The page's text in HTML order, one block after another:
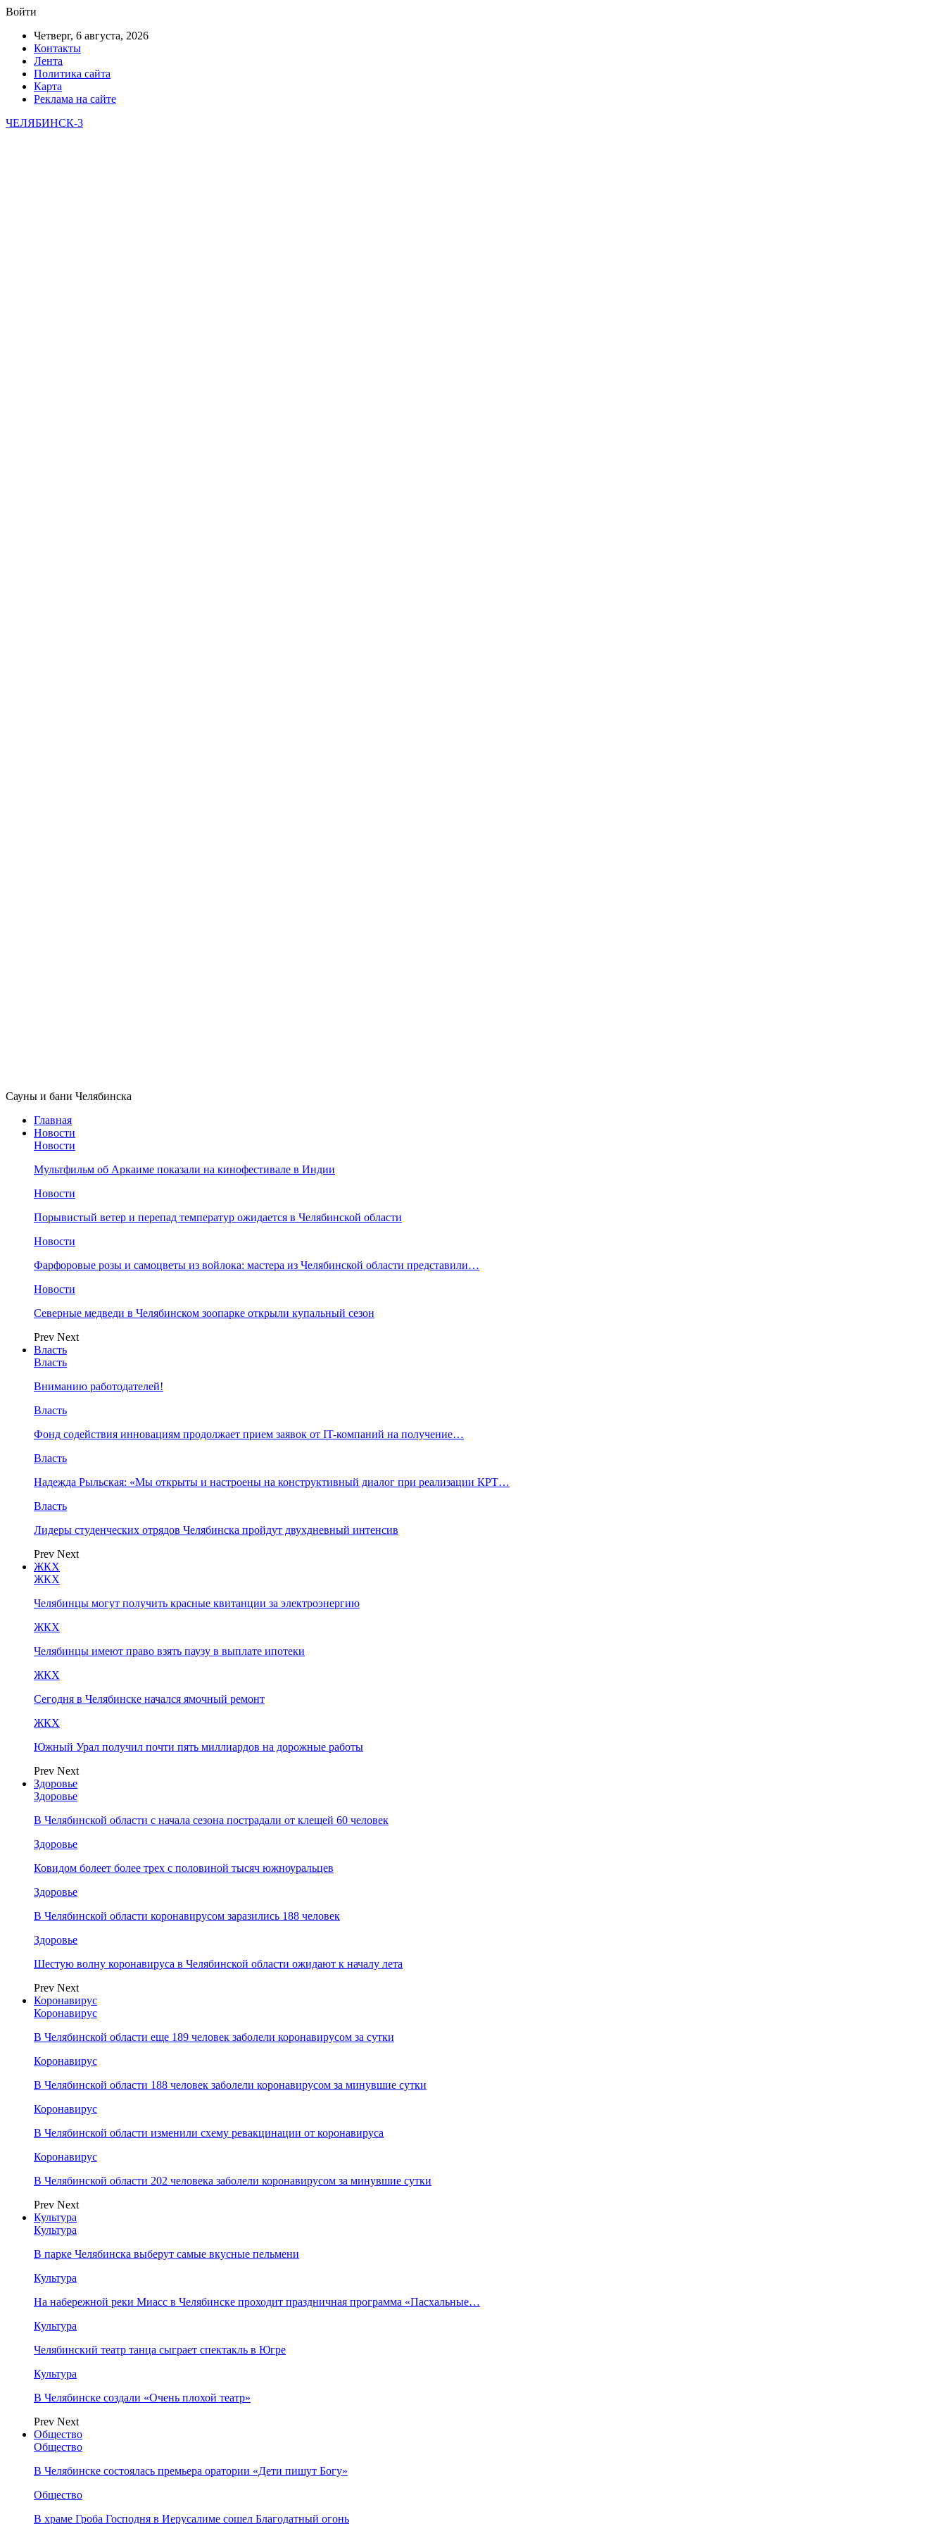
Войти
Четверг, 6 августа, 2026
Контакты
Лента
Политика сайта
Карта
Реклама на сайте
ЧЕЛЯБИНСК-3
Сауны и бани Челябинска
Главная
Новости
Новости
Мультфильм об Аркаиме показали на кинофестивале в Индии
Новости
Порывистый ветер и перепад температур ожидается в Челябинской области
Новости
Фарфоровые розы и самоцветы из войлока: мастера из Челябинской области представили…
Новости
Северные медведи в Челябинском зоопарке открыли купальный сезон
Prev Next
Власть
Власть
Вниманию работодателей!
Власть
Фонд содействия инновациям продолжает прием заявок от IT-компаний на получение…
Власть
Надежда Рыльская: «Мы открыты и настроены на конструктивный диалог при реализации КРТ…
Власть
Лидеры студенческих отрядов Челябинска пройдут двухдневный интенсив
Prev Next
ЖКХ
ЖКХ
Челябинцы могут получить красные квитанции за электроэнергию
ЖКХ
Челябинцы имеют право взять паузу в выплате ипотеки
ЖКХ
Сегодня в Челябинске начался ямочный ремонт
ЖКХ
Южный Урал получил почти пять миллиардов на дорожные работы
Prev Next
Здоровье
Здоровье
В Челябинской области с начала сезона пострадали от клещей 60 человек
Здоровье
Ковидом болеет более трех с половиной тысяч южноуральцев
Здоровье
В Челябинской области коронавирусом заразились 188 человек
Здоровье
Шестую волну коронавируса в Челябинской области ожидают к началу лета
Prev Next
Коронавирус
Коронавирус
В Челябинской области еще 189 человек заболели коронавирусом за сутки
Коронавирус
В Челябинской области 188 человек заболели коронавирусом за минувшие сутки
Коронавирус
В Челябинской области изменили схему ревакцинации от коронавируса
Коронавирус
В Челябинской области 202 человека заболели коронавирусом за минувшие сутки
Prev Next
Культура
Культура
В парке Челябинска выберут самые вкусные пельмени
Культура
На набережной реки Миасс в Челябинске проходит праздничная программа «Пасхальные…
Культура
Челябинский театр танца сыграет спектакль в Югре
Культура
В Челябинске создали «Очень плохой театр»
Prev Next
Общество
Общество
В Челябинске состоялась премьера оратории «Дети пишут Богу»
Общество
В храме Гроба Господня в Иерусалиме сошел Благодатный огонь